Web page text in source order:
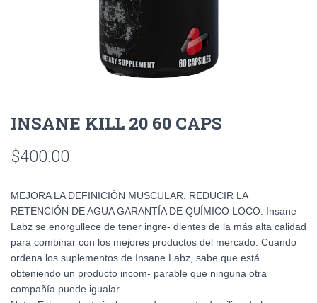
INSANE KILL 20 60 CAPS
$400.00
MEJORA LA DEFINICIÓN MUSCULAR. REDUCIR LA
RETENCIÓN DE AGUA GARANTÍA DE QUÍMICO LOCO. Insane
Labz se enorgullece de tener ingre- dientes de la más alta calidad
para combinar con los mejores productos del mercado. Cuando
ordena los suplementos de Insane Labz, sabe que está
obteniendo un producto incom- parable que ninguna otra
compañía puede igualar.